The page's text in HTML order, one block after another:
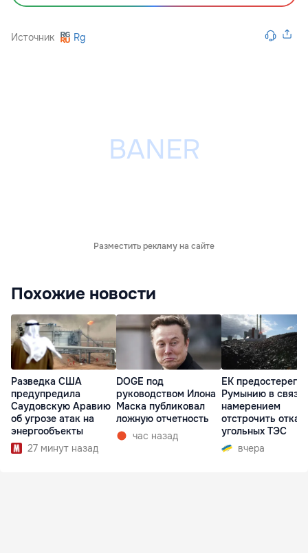
Источник Rg
Разместить рекламу на сайте
Похожие новости
Разведка США
предупредила
Саудовскую Аравию
об угрозе атак на
энергообъекты
27 минут назад
DOGE под
руководством Илона
Маска публиковал
ложную отчетность
час назад
ЕК предостерегла
Румынию в связи
намерением
отстрочить отказ
угольных ТЭС
вчера